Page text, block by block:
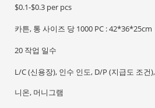
$0.1-$0.3 per pcs
카튼, 통 사이즈 당 1000 PC : 42*36*25cm
20 작업 일수
L/C (신용장), 인수 인도, D/P (지급도 조건
니온, 머니그램